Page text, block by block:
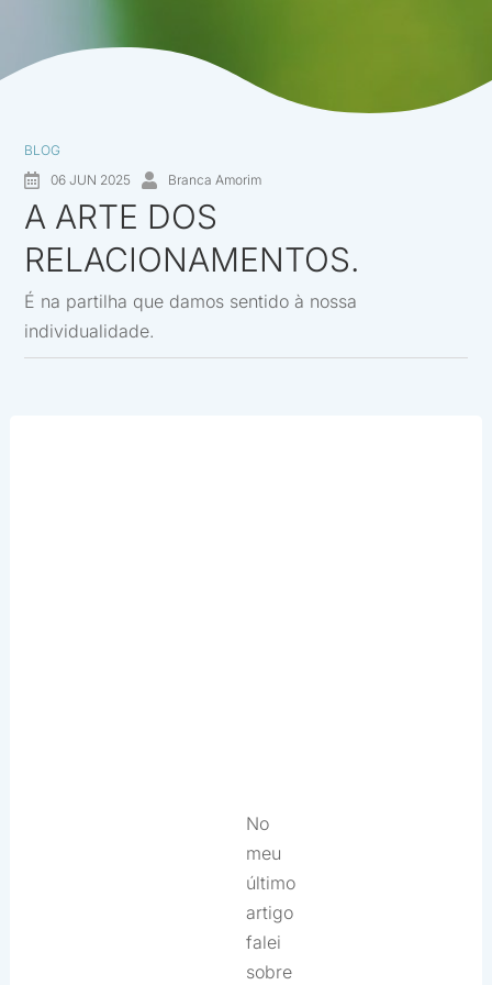
BLOG
06 JUN 2025
Branca Amorim
A ARTE DOS
RELACIONAMENTOS.
É na partilha que damos sentido à nossa
individualidade.
No
meu
último
artigo
falei
sobre